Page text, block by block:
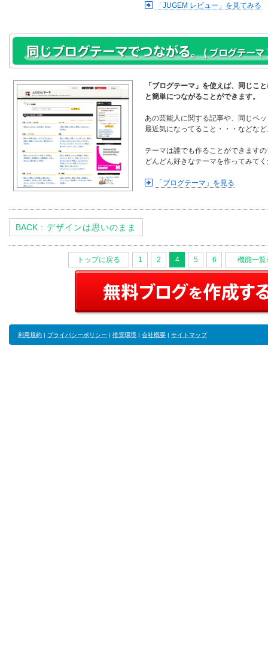
「JUGEM レビュー」を見てみる
「ブログテーマ」を使えば、同じこ
と簡単につながることができます。
あの芸能人に関する記事や、同じペ
最近気になってること・・・などな
テーマは誰でも作ることができます
どんどん好きなテーマを作ってみて
「ブログテーマ」を見る
BACK : デザインは思いのまま
トップに戻る 1 2 4 5 6 機能一覧
利用規約 | プライバシーポリシー | 推奨環境 | 会社概要 | サイトマップ